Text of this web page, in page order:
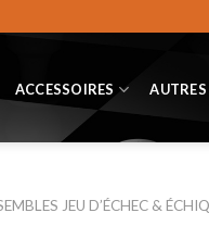
ACCESSOIRES AUTRES
JEU D’ÉCHEC &